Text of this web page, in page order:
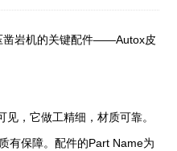
凿岩机的关键配件——Autox皮
，它做工精细，材质可靠。
有保障。配件的Part Name为